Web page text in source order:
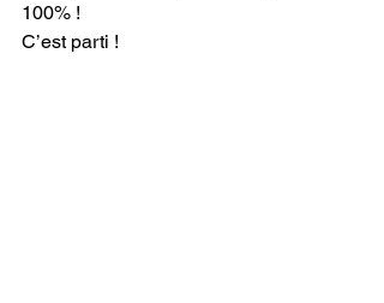
100% !
C’est parti !